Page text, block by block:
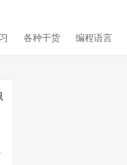
各种干货 编程语言